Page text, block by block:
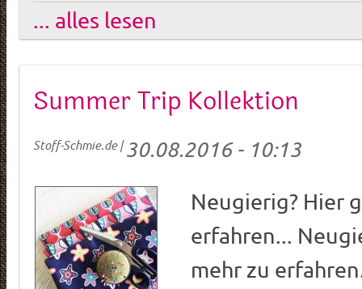
... alles lesen
Summer Trip Kollektion
Stoff-Schmie.de|30.08.2016 - 10:13
Neugierig? Hier
erfahren...
mehr zu